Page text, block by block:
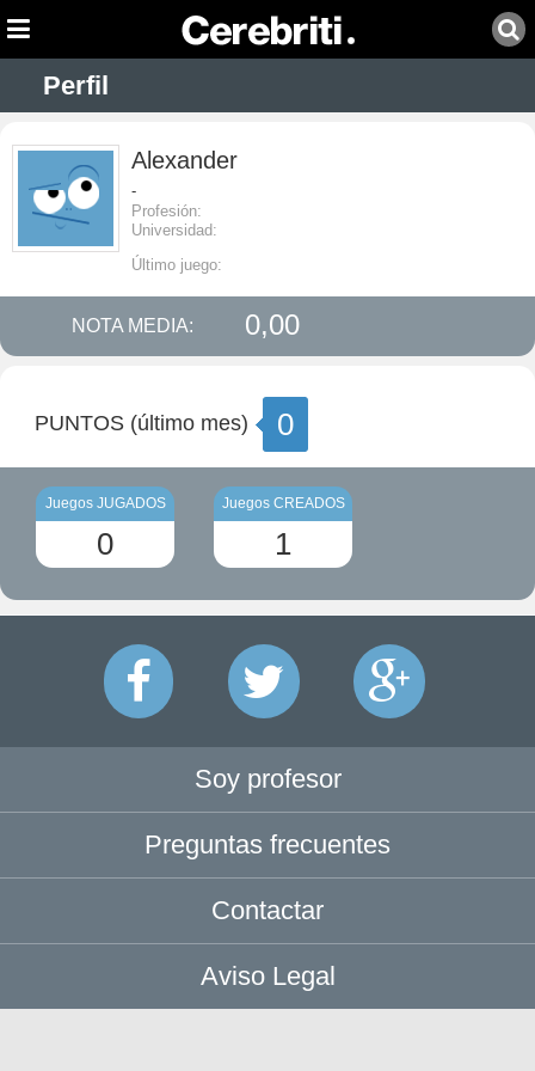
Perfil
Alexander
-
Profesión:
Universidad:
Último juego:
NOTA MEDIA: 0,00
PUNTOS (último mes) 0
Juegos JUGADOS
0
Juegos CREADOS
1
Soy profesor
Preguntas frecuentes
Contactar
Aviso Legal